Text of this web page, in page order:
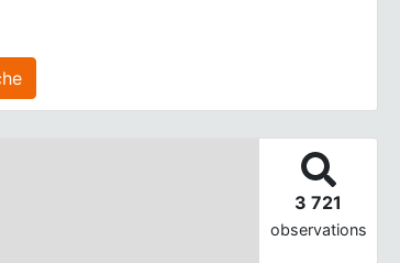
sur cette fiche
3 721
observations